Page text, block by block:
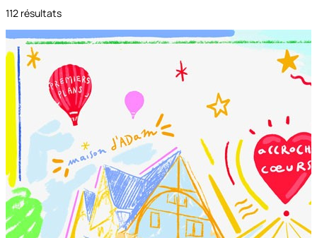
112 résultats